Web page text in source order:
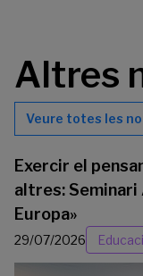
Altres
Veure totes les
Exercir el
altres: Seminari
Europa»
29/07/2026